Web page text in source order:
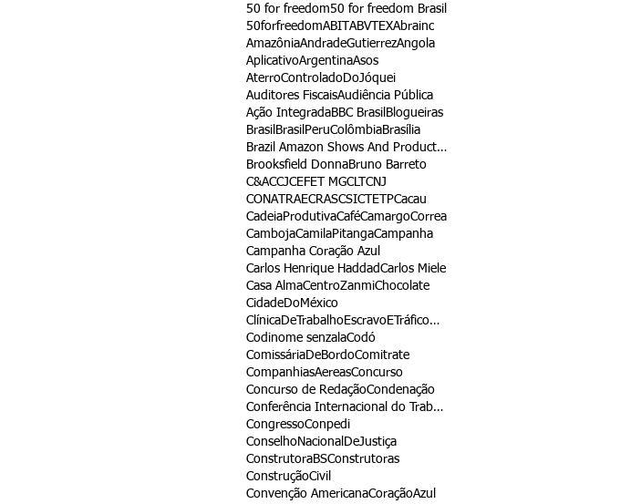
50 for freedom50 for freedom Brasil
50forfreedomABIT ABVTEXAbrainc
AmazôniaAndradeGutierrezAngola
AplicativoArgentinaAsos
AterroControladoDoJóquei
Auditores FiscaisAudiência Pública
Ação IntegradaBBC Brasil Blogueiras
Brasil BrasilPeruColômbiaBrasília
Brazil Amazon Shows And Productions
Brooksfield DonnaBruno Barreto
C&ACCJCEFET MGCLT CNJ
CONATRAECRASCSICTETPCacau
CadeiaProdutivaCaféCamargoCorrea
CambojaCamilaPitangaCampanha
Campanha Coração Azul
Carlos Henrique HaddadCarlos Miele
Casa AlmaCentroZanmiChocolate
CidadeDoMéxico
ClínicaDeTrabalhoEscravoETráficoDePessoas
Codinome senzalaCodó
ComissáriaDeBordoComitrate
CompanhiasAereasConcurso
Concurso de RedaçãoCondenação
Conferência Internacional do Trabalho
CongressoConpedi
ConselhoNacionalDeJustiça
ConstrutoraBSConstrutoras
ConstruçãoCivil
Convenção AmericanaCoraçãoAzul